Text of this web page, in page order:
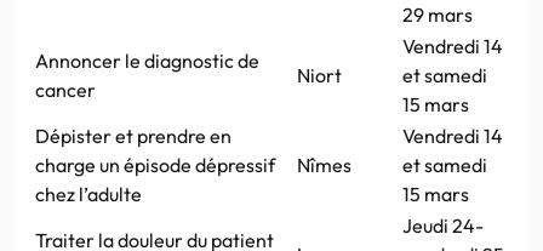
29 mars
Annoncer le diagnostic de
cancer
Niort
Vendredi 14
et samedi
15 mars
Dépister et prendre en
charge un épisode dépressif
chez l’adulte
Nîmes
Vendredi 14
et samedi
15 mars
Traiter la douleur du patient
Jeudi 24-